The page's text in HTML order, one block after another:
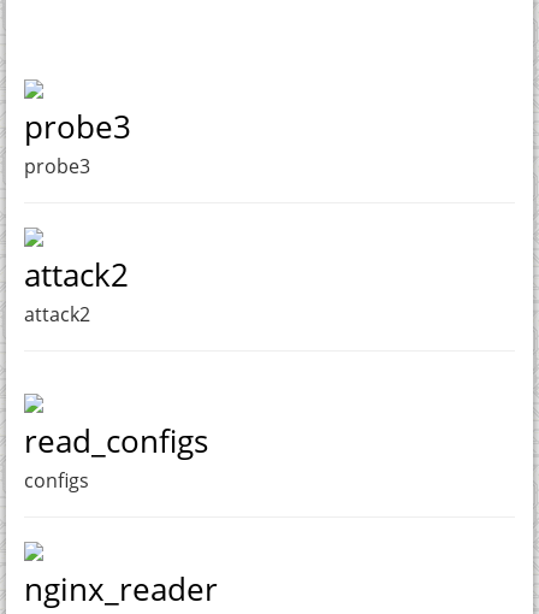
probe3
probe3
attack2
attack2
read_configs
configs
nginx_reader